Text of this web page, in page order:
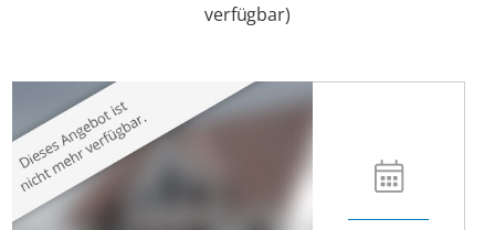
verfügbar)